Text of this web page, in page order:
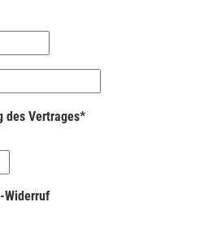
des Vertrages*
Widerruf